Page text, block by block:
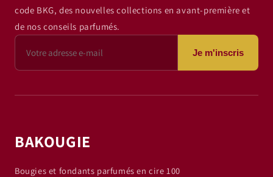
code BKG, des nouvelles collections en avant-première et
de nos conseils parfumés.
Je m'inscris
BAKOUGIE
Bougies et fondants parfumés en cire 100